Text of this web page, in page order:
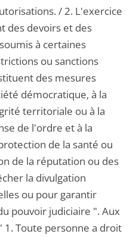
/ 2. L'exercice
des devoirs et des
à certaines
ou sanctions
des mesures
démocratique, à la
territoriale ou à la
de l'ordre et à la
de la santé ou
de la réputation ou des
la divulgation
ou pour garantir
pouvoir judiciaire ". Aux
Toute personne a droit